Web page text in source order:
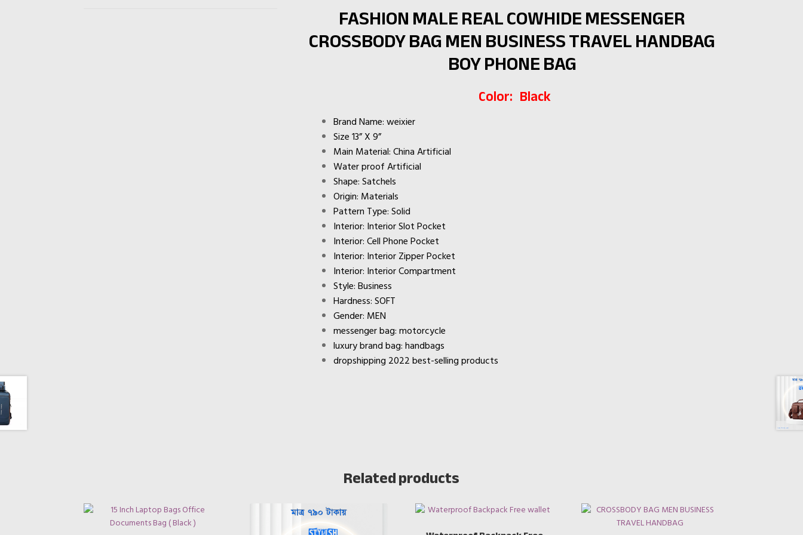
FASHION MALE REAL COWHIDE MESSENGER
CROSSBODY BAG MEN BUSINESS TRAVEL HANDBAG
BOY PHONE BAG
Color: Black
Brand Name: weixier
Size 13” X 9”
Main Material: China Artificial
Water proof Artificial
Shape: Satchels
Origin: Materials
Pattern Type: Solid
Interior: Interior Slot Pocket
Interior: Cell Phone Pocket
Interior: Interior Zipper Pocket
Interior: Interior Compartment
Style: Business
Hardness: SOFT
Gender: MEN
messenger bag: motorcycle
luxury brand bag: handbags
dropshipping 2022 best-selling products
Related products